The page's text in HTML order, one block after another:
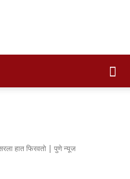
हात फिरवतो | पुणे न्यूज